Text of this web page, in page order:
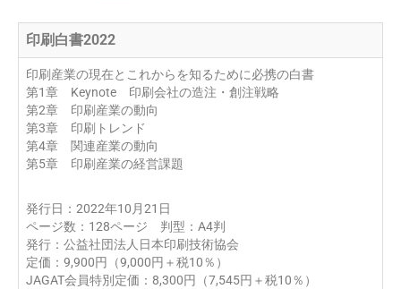
印刷白書2022
印刷産業の現在とこれからを知るために必携の白書
第1章 Keynote 印刷会社の造注・創注戦略
第2章 印刷産業の動向
第3章 印刷トレンド
第4章 関連産業の動向
第5章 印刷産業の経営課題
発行日：2022年10月21日
ページ数：128ページ 判型：A4判
発行：公益社団法人日本印刷技術協会
定価：9,900円（9,000円＋税10％）
JAGAT会員特別定価：8,300円（7,545円＋税10％）